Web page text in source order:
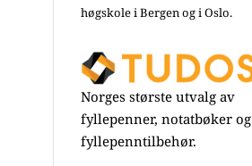
høgskole i Bergen og i Oslo.
Norges største utvalg av
fyllepenner, notatbøker og
fyllepenntilbehør.